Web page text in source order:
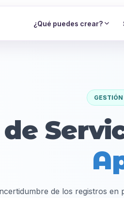
¿Qué puedes crear?
de los registros